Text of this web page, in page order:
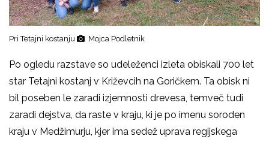
Pri Tetajni kostanju Mojca Podletnik
Po ogledu razstave so udeleženci izleta obiskali 700 let
star Tetajni kostanj v Križevcih na Goričkem. Ta obisk ni
bil poseben le zaradi izjemnosti drevesa, temveč tudi
zaradi dejstva, da raste v kraju, ki je po imenu soroden
kraju v Medžimurju, kjer ima sedež uprava regijskega